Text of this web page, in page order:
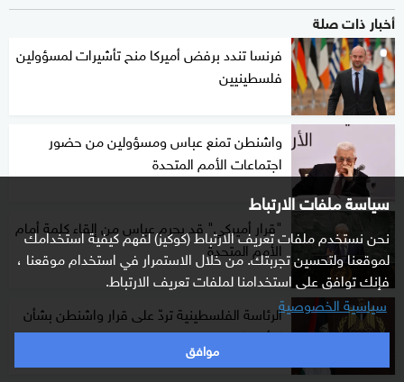
سياسة ملفات الارتباط
نحن نستخدم ملفات تعريف الارتباط (كوكيز) لفهم كيفية استخدامك
لموقعنا ولتحسين تجربتك. من خلال الاستمرار في استخدام موقعنا ،
فإنك توافق على استخدامنا لملفات تعريف الارتباط.
سياسية الخصوصية
موافق
أخبار ذات صلة
فرنسا تندد برفض أميركا منح تأشيرات لمسؤولين
فلسطينيين
واشنطن تمنع عباس ومسؤولين من حضور
اجتماعات الأمم المتحدة
"قرار أميركي" قد يحرم عباس من إلقاء كلمة أمام
الأمم المتحدة
الرئاسة الفلسطينية تردّ على قرار واشنطن بشأن
التأشيرات